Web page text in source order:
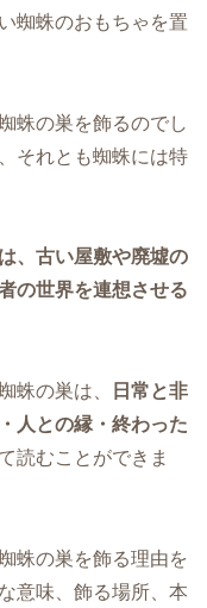
蜘蛛のおもちゃを置
蛛の巣を飾るのでし
それとも蜘蛛には特
、古い屋敷や廃墟の
の世界を連想させる
蛛の巣は、
日常と非
人との縁・終わった
読むことができま
蛛の巣を飾る理由を
意味、飾る場所、本